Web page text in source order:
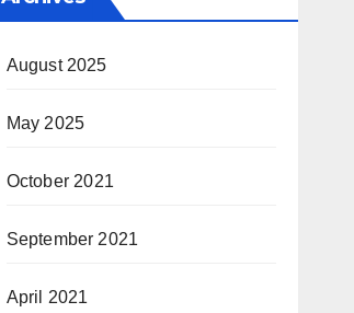
August 2025
May 2025
October 2021
September 2021
April 2021